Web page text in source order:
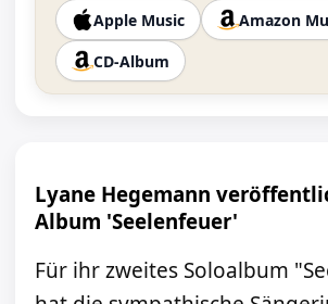
Apple Music
Amazon
CD-Album
Lyane Hegemann
Album 'Seelenfeuer'
Für ihr zweites Soloalbum